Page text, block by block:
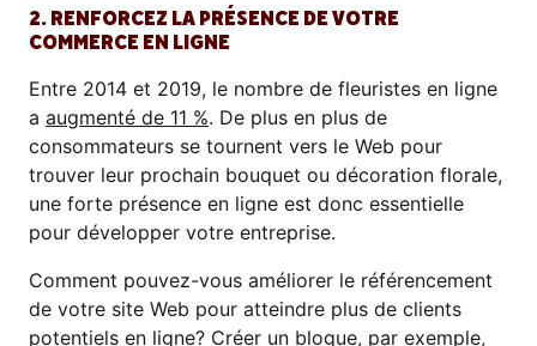
2. RENFORCEZ LA PRÉSENCE DE VOTRE
COMMERCE EN LIGNE
Entre 2014 et 2019, le nombre de fleuristes en ligne
a augmenté de 11 %. De plus en plus de
consommateurs se tournent vers le Web pour
trouver leur prochain bouquet ou décoration florale,
une forte présence en ligne est donc essentielle
pour développer votre entreprise.
Comment pouvez-vous améliorer le référencement
de votre site Web pour atteindre plus de clients
potentiels en ligne? Créer un blogue, par exemple,